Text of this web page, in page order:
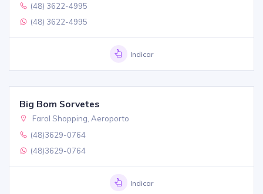
(48) 3622-4995
(48) 3622-4995
Indicar
Big Bom Sorvetes
Farol Shopping, Aeroporto
(48)3629-0764
(48)3629-0764
Indicar